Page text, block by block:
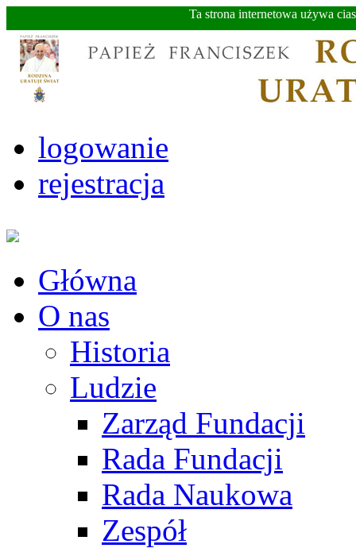
Ta strona internetowa używa
logowanie
rejestracja
Główna
O nas
Historia
Ludzie
Zarząd Fundacji
Rada Fundacji
Rada Naukowa
Zespół